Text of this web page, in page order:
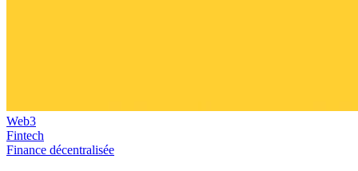
Web3
Fintech
Finance décentralisée